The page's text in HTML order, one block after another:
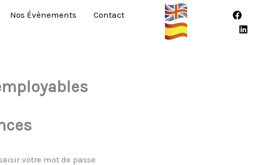
Nos Évènements
Contact
votre mot de passe